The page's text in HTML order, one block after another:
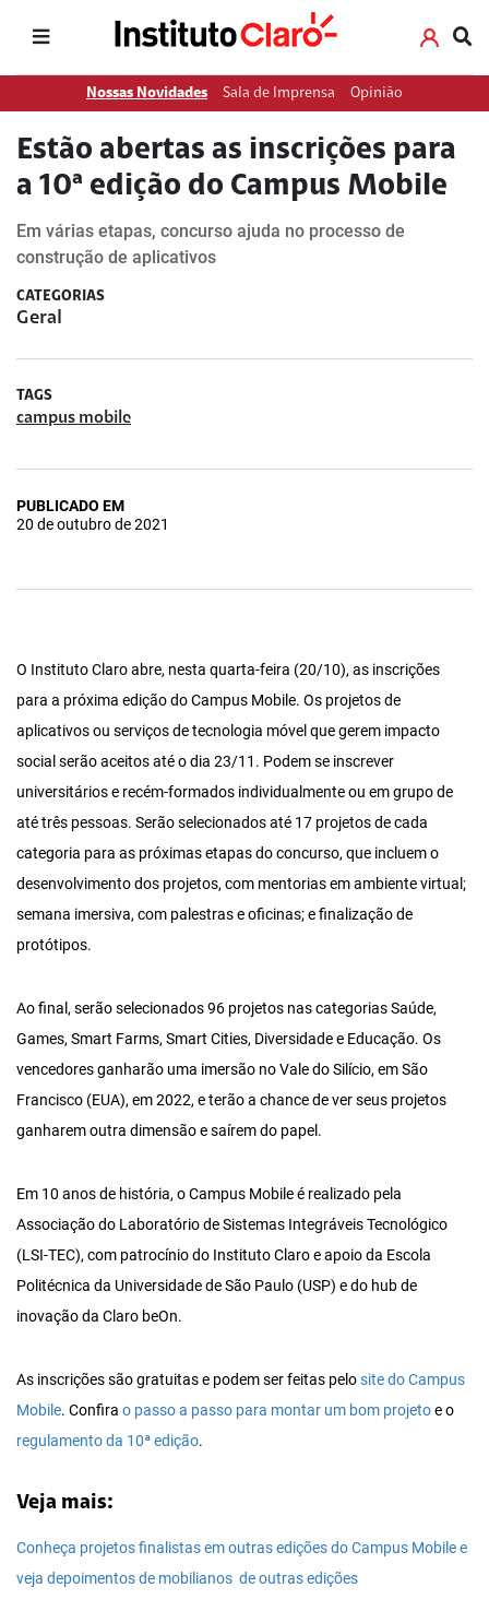
Nossas Novidades Sala de Imprensa Opinião
Estão abertas as inscrições para
a 10ª edição do Campus Mobile
Em várias etapas, concurso ajuda no processo de
construção de aplicativos
CATEGORIAS
Geral
TAGS
campus mobile
PUBLICADO EM
20 de outubro de 2021
O Instituto Claro abre, nesta quarta-feira (20/10), as inscrições
para a próxima edição do Campus Mobile. Os projetos de
aplicativos ou serviços de tecnologia móvel que gerem impacto
social serão aceitos até o dia 23/11. Podem se inscrever
universitários e recém-formados individualmente ou em grupo de
até três pessoas. Serão selecionados até 17 projetos de cada
categoria para as próximas etapas do concurso, que incluem o
desenvolvimento dos projetos, com mentorias em ambiente virtual;
semana imersiva, com palestras e oficinas; e finalização de
protótipos.
Ao final, serão selecionados 96 projetos nas categorias Saúde,
Games, Smart Farms, Smart Cities, Diversidade e Educação. Os
vencedores ganharão uma imersão no Vale do Silício, em São
Francisco (EUA), em 2022, e terão a chance de ver seus projetos
ganharem outra dimensão e saírem do papel.
Em 10 anos de história, o Campus Mobile é realizado pela
Associação do Laboratório de Sistemas Integráveis Tecnológico
(LSI-TEC), com patrocínio do Instituto Claro e apoio da Escola
Politécnica da Universidade de São Paulo (USP) e do hub de
inovação da Claro beOn.
As inscrições são gratuitas e podem ser feitas pelosite do Campus
Mobile. Confira o passo a passo para montar um bom projetoe o
regulamento da 10ª edição.
Veja mais:
Conheça projetos finalistas em outras edições do Campus Mobile e
veja depoimentos de mobilianos de outras edições